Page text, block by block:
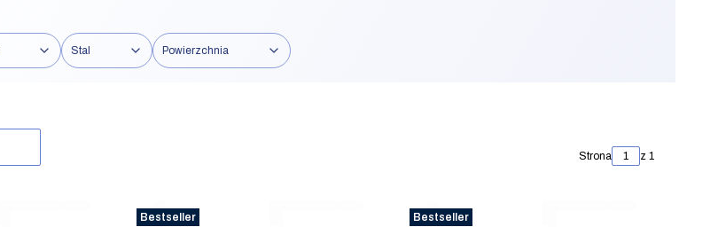
Stal Powierzchnia
Strona z 1
Bestseller Bestseller